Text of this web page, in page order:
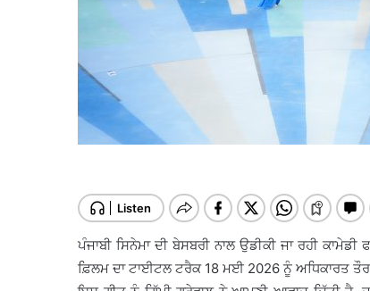
ਪੰਜਾਬੀ ਸਿਨੇਮਾ ਦੀ ਬੇਸਬਰੀ ਨਾਲ ਉਡੀਕੀ ਜਾ ਰਹੀ
ਫ਼ਿਲਮ ਦਾ ਟਾਈਟਲ ਟਰੈਕ 18 ਮਈ 2026 ਨੂੰ ਅਧਿਕਾਰਤ ਤੌਰ